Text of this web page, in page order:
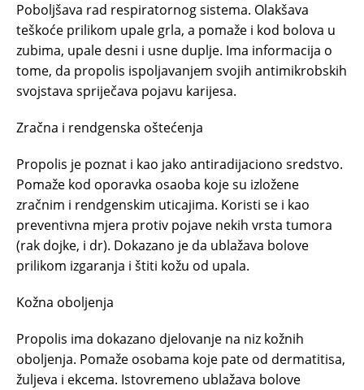
Poboljšava rad respiratornog sistema. Olakšava
teškoće prilikom upale grla, a pomaže i kod bolova u
zubima, upale desni i usne duplje. Ima informacija o
tome, da propolis ispoljavanjem svojih antimikrobskih
svojstava spriječava pojavu karijesa.
Zračna i rendgenska oštećenja
Propolis je poznat i kao jako antiradijaciono sredstvo.
Pomaže kod oporavka osaoba koje su izložene
zračnim i rendgenskim uticajima. Koristi se i kao
preventivna mjera protiv pojave nekih vrsta tumora
(rak dojke, i dr). Dokazano je da ublažava bolove
prilikom izgaranja i štiti kožu od upala.
Kožna oboljenja
Propolis ima dokazano djelovanje na niz kožnih
oboljenja. Pomaže osobama koje pate od dermatitisa,
žuljeva i ekcema. Istovremeno ublažava bolove